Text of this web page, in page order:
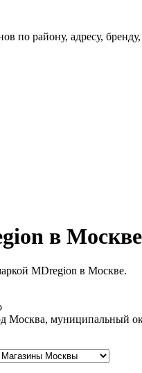
по району, адресу,
в Москве
MDregion в Москве.
Москва, муниципальный